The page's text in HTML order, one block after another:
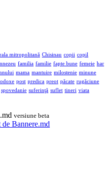
mitropolitană Chisinau copii copil
familia familie fapte bune femeie har
mama mantuire milostenie minune
post predica preot păcate rugăciune
spovedanie suferinţă suflet tineri viata
versiune beta